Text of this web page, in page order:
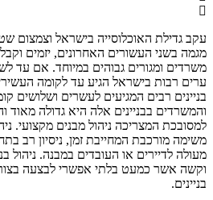
עקב גדילת האוכלוסייה בישראל וצמצום
מגמה בשני העשורים האחרונים, יזמים
משרדים ומגורים גבוהים במיוחד. אם עד
ערים רבות בישראל הגיע עד לקומה
בניינים רבים המגיעים לעשרים ושלושים
והמשרדים בבניינים אלה היא גדולה מאוד
למסובכת המצריכה ניהול מבנים מקצועי.
משימה מורכבת המחייבת זמן, ניסיון רב
מעולה לדיירים או העובדים במבנה. ניהול
וקשה אשר כמעט בלתי אפשרי לבצעה
בניינים.